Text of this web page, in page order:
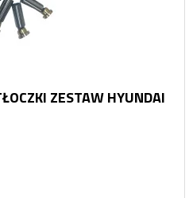
ZESTAW HYUNDAI